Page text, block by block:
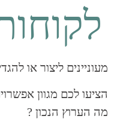
מעוניינים ליצור או
הציעו לכם מגוון
מה הערוץ הנכון ?